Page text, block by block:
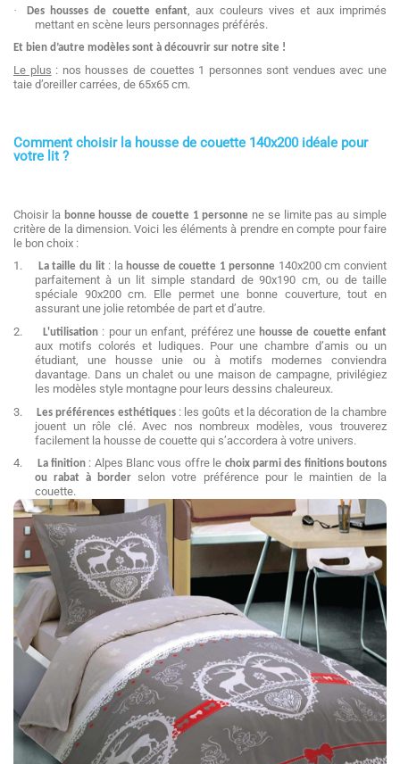
· Des housses de couette enfant , aux couleurs vives et aux imprimés
mettant en scène leurs personnages préférés.
Et bien d’autre modèles sont à découvrir sur notre site !
Le plus : nos housses de couettes 1 personnes sont vendues avec une
taie d’oreiller carrées, de 65x65 cm.
Comment choisir la housse de couette 140x200 idéale pour
votre lit ?
Choisir la bonne housse de couette 1 personne ne se limite pas au simple
critère de la dimension. Voici les éléments à prendre en compte pour faire
le bon choix :
1.
La taille du lit: lahousse de couette 1 personne 140x200 cm convient
parfaitement à un lit simple standard de 90x190 cm, ou de taille
spéciale 90x200 cm. Elle permet une bonne couverture, tout en
assurant une jolie retombée de part et d’autre.
2.
L'utilisation : pour un enfant, préférez une housse de couette enfant
aux motifs colorés et ludiques. Pour une chambre d’amis ou un
étudiant, une housse unie ou à motifs modernes conviendra
davantage. Dans un chalet ou une maison de campagne, privilégiez
les modèles style montagne pour leurs dessins chaleureux.
3.
Les préférences esthétiques: les goûts et la décoration de la chambre
jouent un rôle clé. Avec nos nombreux modèles, vous trouverez
facilement la housse de couette qui s’accordera à votre univers.
4.
La finition: Alpes Blanc vous offre le choix parmi des finitions boutons
ou rabat à borderselon votre préférence pour le maintien de la
couette.